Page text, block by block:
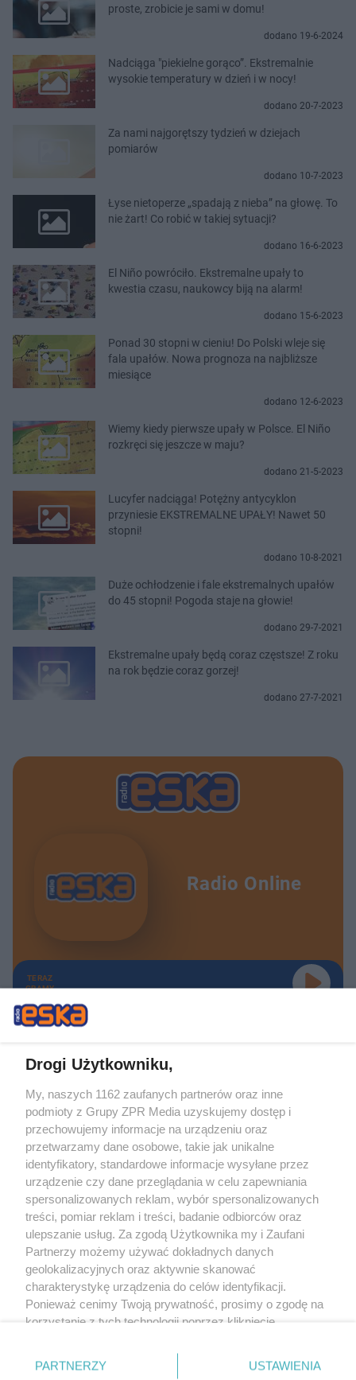
proste, zrobicie je sami w domu!
dodano 19-6-2024
Nadciąga "piekielne gorąco”. Ekstremalnie
wysokie temperatury w dzień i w nocy!
dodano 20-7-2023
Za nami najgorętszy tydzień w dziejach
pomiarów
dodano 10-7-2023
Łyse nietoperze „spadają z nieba” na głowę. To
nie żart! Co robić w takiej sytuacji?
dodano 16-6-2023
El Niño powróciło. Ekstremalne upały to
kwestia czasu, naukowcy biją na alarm!
dodano 15-6-2023
Ponad 30 stopni w cieniu! Do Polski wleje się
fala upałów. Nowa prognoza na najbliższe
miesiące
dodano 12-6-2023
Wiemy kiedy pierwsze upały w Polsce. El Niño
rozkręci się jeszcze w maju?
dodano 21-5-2023
Lucyfer nadciąga! Potężny antycyklon
przyniesie EKSTREMALNE UPAŁY! Nawet 50
stopni!
dodano 10-8-2021
Duże ochłodzenie i fale ekstremalnych upałów
do 45 stopni! Pogoda staje na głowie!
dodano 29-7-2021
Ekstremalne upały będą coraz częstsze! Z roku
na rok będzie coraz gorzej!
dodano 27-7-2021
Radio Online
TERAZ
GRAMY
Żaden utwór zamieszczony w serwisie nie może być powielany i
rozpowszechniany lub dalej rozpowszechniany w jakikolwiek sposób (w
tym także elektroniczny lub mechaniczny) na jakimkolwiek polu
eksploatacji w jakiejkolwiek formie, włącznie z umieszczaniem w Internecie
bez pisemnej zgody właściciela praw. Jakiekolwiek użycie lub
wykorzystanie utworów w całości lub w części z naruszeniem prawa, tzn.
bez właściwej zgody, jest zabronione pod groźbą kary i może być ścigane
prawnie.
O nas
Drogi Użytkowniku,
My, naszych 1162 zaufanych partnerów oraz inne
podmioty z Grupy ZPR Media uzyskujemy dostęp i
przechowujemy informacje na urządzeniu oraz
przetwarzamy dane osobowe, takie jak unikalne
identyfikatory, standardowe informacje wysyłane przez
urządzenie czy dane przeglądania w celu zapewniania
spersonalizowanych reklam, wybór spersonalizowanych
treści, pomiar reklam i treści, badanie odbiorców oraz
ulepszanie usług. Za zgodą Użytkownika my i Zaufani
Partnerzy możemy używać dokładnych danych
geolokalizacyjnych oraz aktywnie skanować
charakterystykę urządzenia do celów identyfikacji.
Ponieważ cenimy Twoją prywatność, prosimy o zgodę na
korzystanie z tych technologii poprzez kliknięcie
zmienić/wycofać klikając przycisk ustawień prywatności
znajdujący się w lewym dolnym rogu strony
PARTNERZY USTAWIENIA